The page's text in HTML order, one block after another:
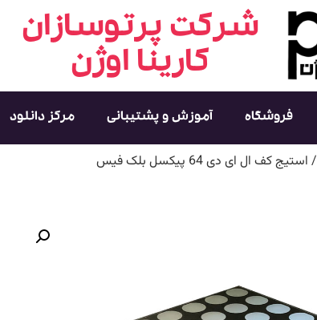
شرکت پرتوسازان
کارینا اوژن
فروشگاه آموزش و پشتیبانی مرکز دانلود
/ استیج کف ال ای دی 64 پیکسل بلک فیس